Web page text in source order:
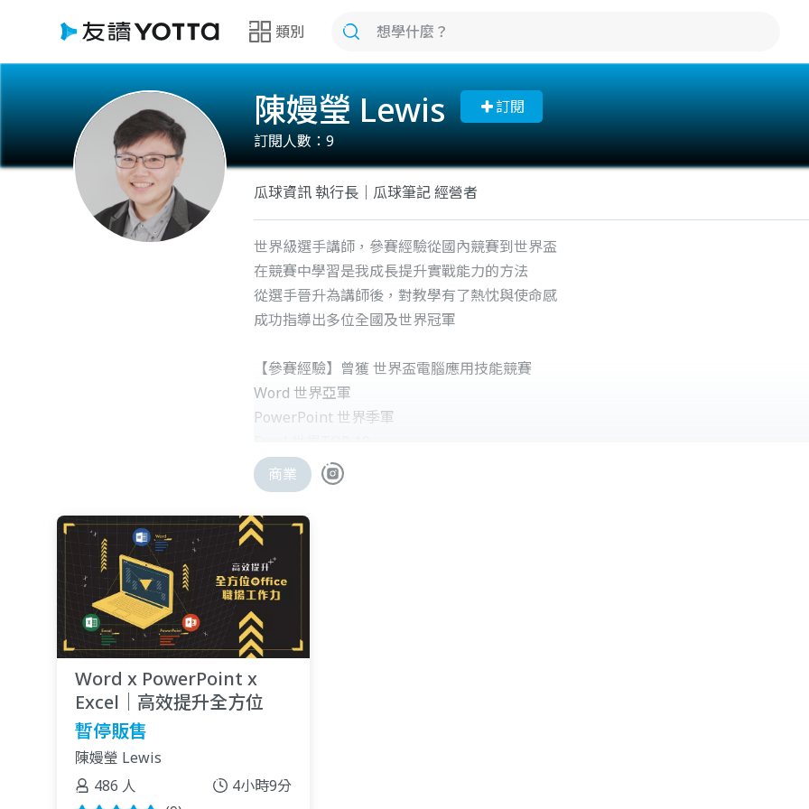
類別
陳嫚瑩 Lewis
訂閱
訂閱人數：9
瓜球資訊 執行長｜瓜球筆記 經營者
世界級選手講師，參賽經驗從國內競賽到世界盃
在競賽中學習是我成長提升實戰能力的方法
從選手晉升為講師後，對教學有了熱忱與使命感
成功指導出多位全國及世界冠軍
【參賽經驗】曾獲 世界盃電腦應用技能競賽
Word 世界亞軍
PowerPoint 世界季軍
Word、PowerPoint 台灣雙料冠軍
【教學經驗】
公家機關、大專院校、企業機構皆有培訓經驗
史瓦濟蘭技職教育種子教師培訓 Office 研習講師
世界盃台灣代表隊 世界冠軍指導教練
全國技藝競賽 文書處理職種 培訓講師
商業
Word x PowerPoint x
Excel｜高效提升全方位
Office 職場工作力
暫停販售
陳嫚瑩 Lewis
486 人
4小時9分